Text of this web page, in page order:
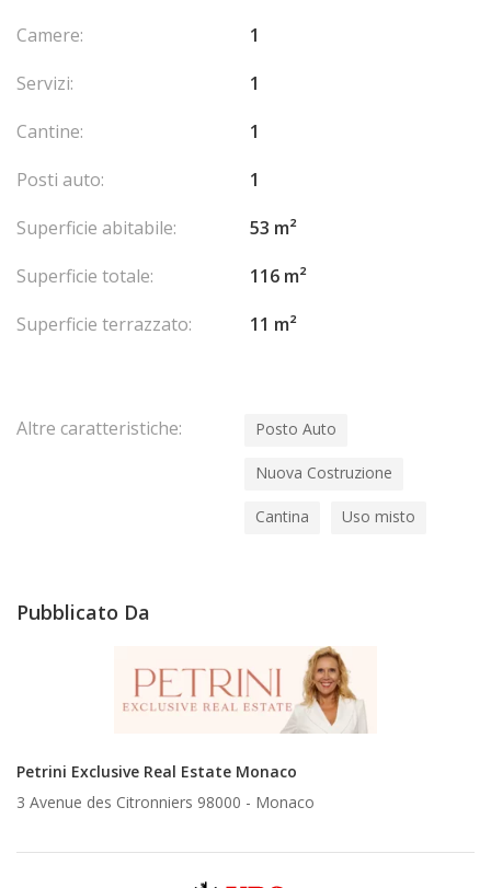
Camere:
1
Servizi:
1
Cantine:
1
Posti auto:
1
Superficie abitabile:
53 m²
Superficie totale:
116 m²
Superficie terrazzato:
11 m²
Altre caratteristiche: Posto Auto
Nuova Costruzione
Cantina Uso misto
Pubblicato Da
Petrini Exclusive Real Estate Monaco
3 Avenue des Citronniers 98000 - Monaco